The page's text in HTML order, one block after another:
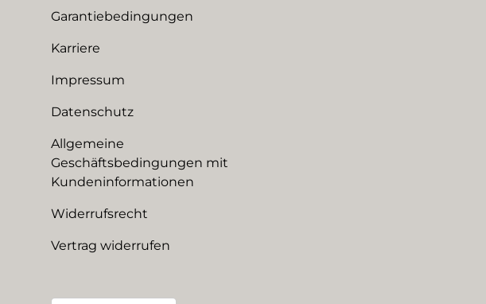
Garantiebedingungen
Karriere
Impressum
Datenschutz
Allgemeine
Geschäftsbedingungen mit
Kundeninformationen
Widerrufsrecht
Vertrag widerrufen